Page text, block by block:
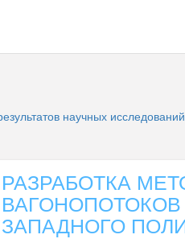
научных исследований
РАЗРАБОТКА
ЗАПАДНОГО